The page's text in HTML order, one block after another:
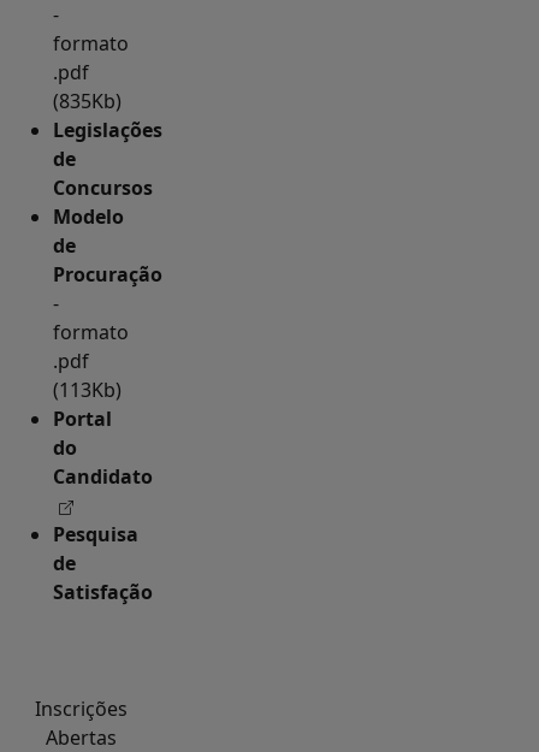
-
formato
.pdf
(835Kb)
Legislações
de
Concursos
Modelo
de
Procuração
-
formato
.pdf
(113Kb)
Portal
do
Candidato
Pesquisa
de
Satisfação
Inscrições
Abertas